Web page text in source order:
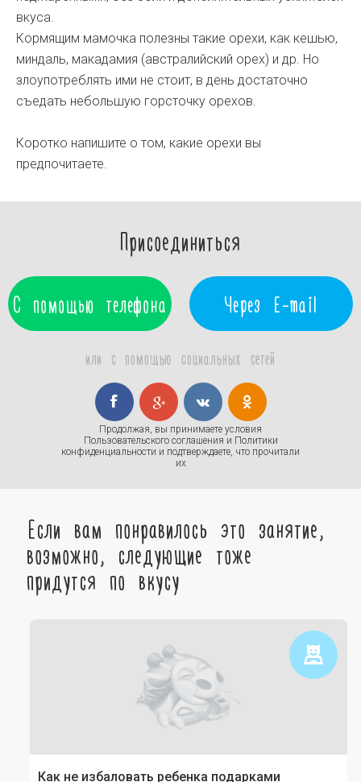
вкуса.
Кормящим мамочка полезны такие орехи, как кешью,
миндаль, макадамия (австралийский орех) и др. Но
злоупотреблять ими не стоит, в день достаточно
съедать небольшую горсточку орехов.
Коротко напишите о том, какие орехи вы
предпочитаете.
Присоединиться
С помощью телефона Через E-mail
или с помощью социальных сетей
Продолжая, вы принимаете условия
Пользовательского соглашения и Политики
конфиденциальности и подтверждаете, что прочитали
их
Если вам понравилось это занятие,
возможно, следующие тоже
придутся по вкусу
Как не избаловать ребенка подарками